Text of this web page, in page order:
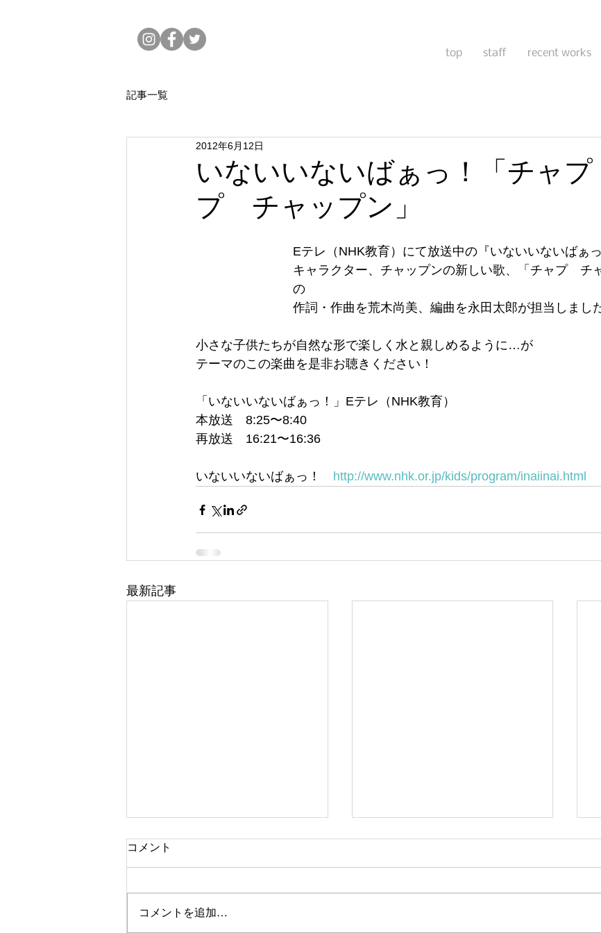
top staff recent works
記事一覧
いないいないばぁっ！「チャ
プ チャップン」
2012年6月12日
Eテレ（NHK教育）にて放送中の『いないいないばぁっ
キャラクター、チャップンの新しい歌、「チャプ　チ
の
作詞・作曲を荒木尚美、編曲を永田太郎が担当しました
小さな子供たちが自然な形で楽しく水と親しめるように…が
テーマのこの楽曲を是非お聴きください！
「いないいないばぁっ！」Eテレ（NHK教育）
本放送　8:25〜8:40
再放送　16:21〜16:36
いないいないばぁっ！ http://www.nhk.or.jp/kids/program/inaiinai.html
最新記事
コメント
コメントを追加…